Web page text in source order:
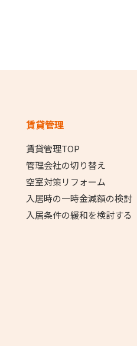
賃貸管理
賃貸管理TOP
管理会社の切り替え
空室対策リフォーム
入居時の一時金減額の検討
入居条件の緩和を検討する